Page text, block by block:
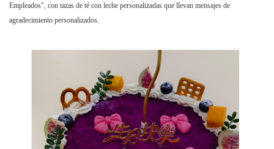
Empleados", con tazas de té con leche personalizadas que llevan mensajes de
agradecimiento personalizados.